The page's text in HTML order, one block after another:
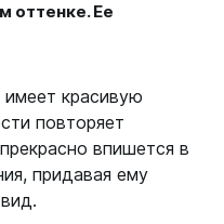
оттенке. Ее
имеет красивую
повторяет
впишется в
придавая ему